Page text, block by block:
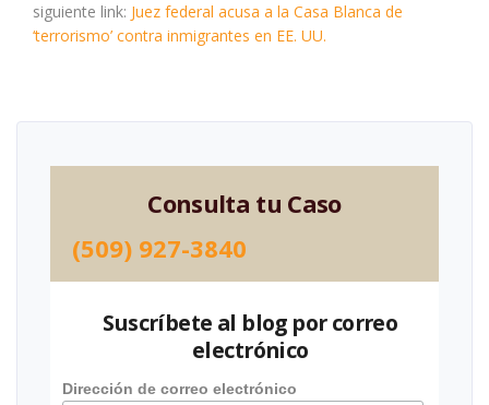
siguiente link: Juez federal acusa a la Casa Blanca de
‘terrorismo’ contra inmigrantes en EE. UU.
Consulta tu Caso
(509) 927-3840
Suscríbete al blog por correo
electrónico
Dirección de correo electrónico